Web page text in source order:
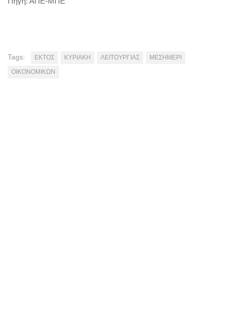
Tags: ΕΚΤΟΣ ΚΥΡΙΑΚΗ ΛΕΙΤΟΥΡΓΙΑΣ
ΜΕΣΗΜΕΡΙ
ΟΙΚΟΝΟΜΙΚΩΝ